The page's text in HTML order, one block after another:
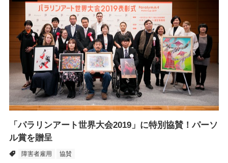
「パラリンアート世界大会2019」に特別協賛！パーソ
ル賞を贈呈
障害者雇用 協賛